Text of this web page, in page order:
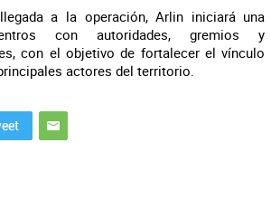
a la operación, Arlin iniciará una
con autoridades, gremios y
con el objetivo de fortalecer el vínculo
actores del territorio.